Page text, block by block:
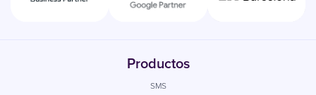
Productos
SMS